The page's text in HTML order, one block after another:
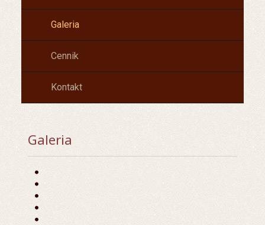
Galeria
Cennik
Kontakt
Galeria